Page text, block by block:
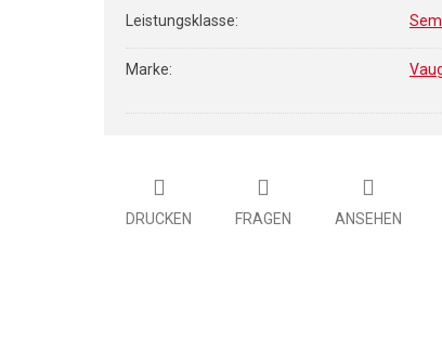
Leistungsklasse:
Marke:
DRUCKEN FRAGEN ANSEHEN